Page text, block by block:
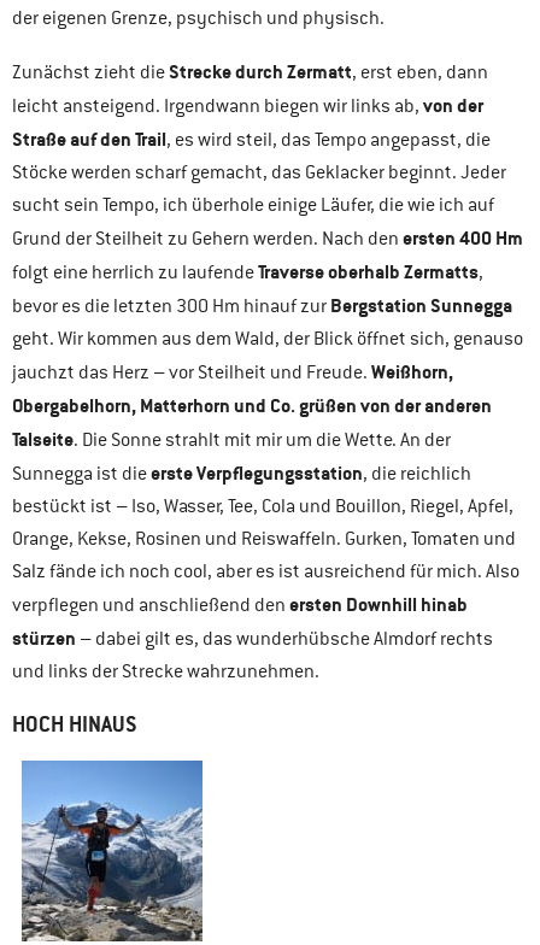
der eigenen Grenze, psychisch und physisch.
Zunächst zieht dieStrecke durch Zermatt, erst eben, dann
leicht ansteigend. Irgendwann biegen wir links ab, von der
Straße auf den Trail, es wird steil, das Tempo angepasst, die
Stöcke werden scharf gemacht, das Geklacker beginnt. Jeder
sucht sein Tempo, ich überhole einige Läufer, die wie ich auf
Grund der Steilheit zu Gehern werden. Nach den ersten 400 Hm
folgt eine herrlich zu laufendeTraverse oberhalb Zermatts,
bevor es die letzten 300 Hm hinauf zur Bergstation Sunnegga
geht. Wir kommen aus dem Wald, der Blick öffnet sich, genauso
jauchzt das Herz – vor Steilheit und Freude. Weißhorn,
Obergabelhorn, Matterhorn und Co. grüßen von der anderen
Talseite. Die Sonne strahlt mit mir um die Wette. An der
Sunnegga ist dieerste Verpflegungsstation, die reichlich
bestückt ist – Iso, Wasser, Tee, Cola und Bouillon, Riegel, Apfel,
Orange, Kekse, Rosinen und Reiswaffeln. Gurken, Tomaten und
Salz fände ich noch cool, aber es ist ausreichend für mich. Also
verpflegen und anschließend den ersten Downhill hinab
stürzen – dabei gilt es, das wunderhübsche Almdorf rechts
und links der Strecke wahrzunehmen.
HOCH HINAUS